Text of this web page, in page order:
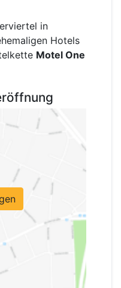
in
Hotels
Motel One